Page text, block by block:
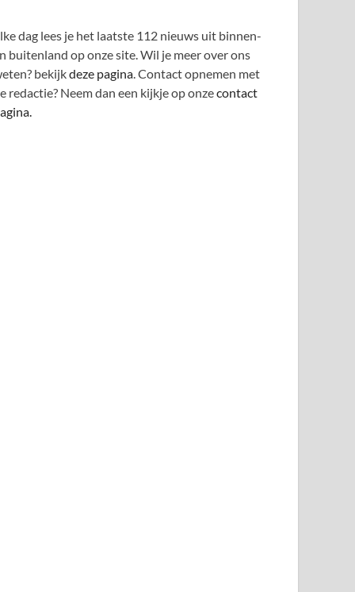
dag lees je het laatste 112 nieuws uit binnen-
buitenland op onze site. Wil je meer over ons
bekijkdeze pagina. Contact opnemen met
redactie? Neem dan een kijkje op onzecontact